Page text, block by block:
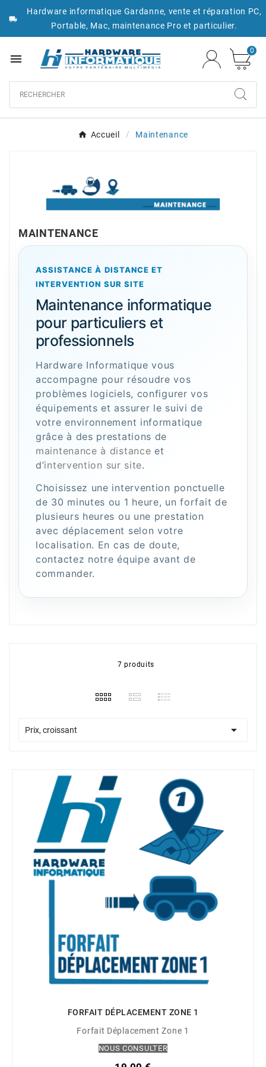

Hardware informatique Gardanne, vente et réparation PC,
Portable, Mac, maintenance Pro et particulier.

0
Accueil Maintenance
MAINTENANCE
ASSISTANCE À DISTANCE ET
INTERVENTION SUR SITE
Maintenance informatique
pour particuliers et
professionnels
Hardware Informatique vous
accompagne pour résoudre vos
problèmes logiciels, configurer vos
équipements et assurer le suivi de
votre environnement informatique
grâce à des prestations de
maintenance à distance et
d’intervention sur site.
Choisissez une intervention ponctuelle
de 30 minutes ou 1 heure, un forfait de
plusieurs heures ou une prestation
avec déplacement selon votre
localisation. En cas de doute,
contactez notre équipe avant de
commander.
7 produits
Prix, croissant 
FORFAIT DÉPLACEMENT ZONE 1
Forfait Déplacement Zone 1
NOUS CONSULTER